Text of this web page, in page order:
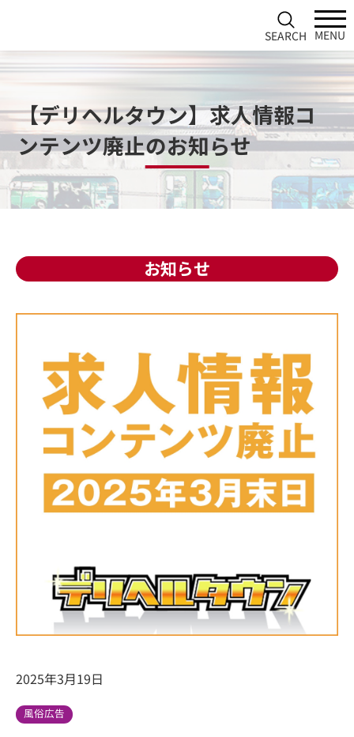
SEARCH
【デリヘルタウン】求人情報コ
ンテンツ廃止のお知らせ
お知らせ
2025年3月19日
風俗広告